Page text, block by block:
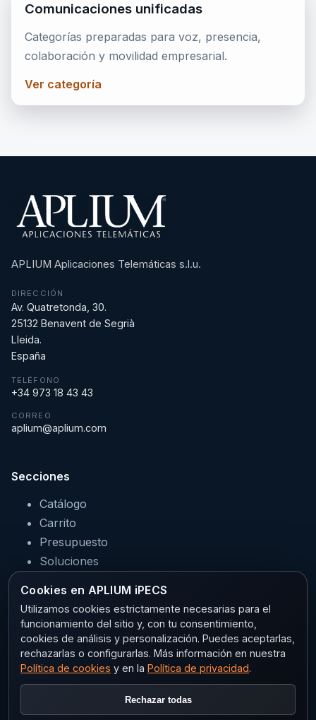
Comunicaciones unificadas
Categorías preparadas para voz, presencia,
colaboración y movilidad empresarial.
Ver categoría
APLIUM Aplicaciones Telemáticas s.l.u.
DIRECCIÓN
Av. Quatretonda, 30.
25132 Benavent de Segrià
Lleida.
España
TELÉFONO
+34 973 18 43 43
CORREO
aplium@aplium.com
Secciones
Catálogo
Carrito
Presupuesto
Soluciones
Sectores
Legal
Aviso legal
Cookies en APLIUM iPECS
Utilizamos cookies estrictamente necesarias para el
funcionamiento del sitio y, con tu consentimiento,
cookies de análisis y personalización. Puedes aceptarlas,
rechazarlas o configurarlas. Más información en nuestra
Política de cookies y en la Política de privacidad.
Rechazar todas